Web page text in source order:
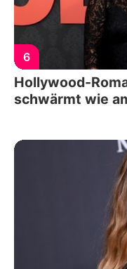
6
Hollywood-
schwärmt wie